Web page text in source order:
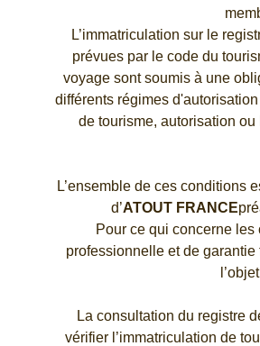
L’immatriculation sur le
prévues par le code du
voyage sont soumis à une
différents régimes
de tourisme, autorisation
L’ensemble de ces conditions
d’ATOUT FRANCE
Pour ce qui concerne
professionnelle et de
La consultation du registre
vérifier l’immatriculation de